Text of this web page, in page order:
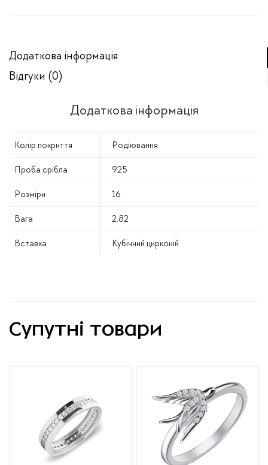
Додаткова інформація
Відгуки (0)
Додаткова інформація
Колір покриття Родіювання
Проба срібла 925
Розміри 16
Вага 2.82
Вставка Кубічний цирконій
Супутні товари